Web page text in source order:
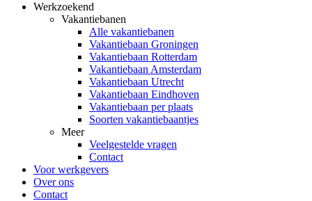
Werkzoekend
Vakantiebanen
Alle vakantiebanen
Vakantiebaan Groningen
Vakantiebaan Rotterdam
Vakantiebaan Amsterdam
Vakantiebaan Utrecht
Vakantiebaan Eindhoven
Vakantiebaan per plaats
Soorten vakantiebaantjes
Meer
Veelgestelde vragen
Contact
Voor werkgevers
Over ons
Contact